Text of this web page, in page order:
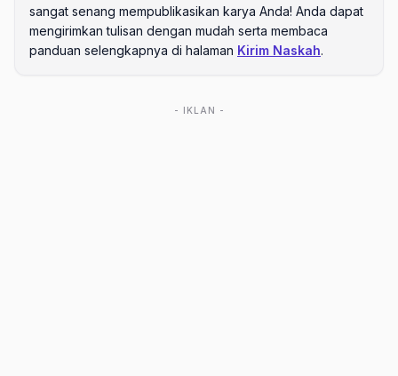
sangat senang mempublikasikan karya Anda! Anda dapat
mengirimkan tulisan dengan mudah serta membaca
panduan selengkapnya di halaman Kirim Naskah.
- IKLAN -